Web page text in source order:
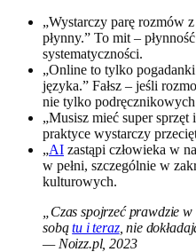
„Wystarczy parę rozmów
płynny.” To mit –
systematyczności.
„Online to tylko
języka.” Fałsz – jeśli
nie tylko podręcznikowych
„Musisz mieć super sprzęt
praktyce wystarczy
„AI zastąpi człowieka w
w pełni, szczególnie w
kulturowych.
„Czas spojrzeć prawdzie
sobątu i teraz, nie
— Noizz.pl, 2023